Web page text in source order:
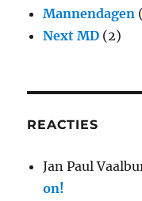
Mannendagen
Next MD (2)
REACTIES
Jan Paul
on!